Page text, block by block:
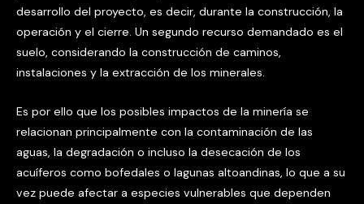
desarrollo del proyecto, es decir, durante la construcción, la
operación y el cierre. Un segundo recurso demandado es el
suelo, considerando la construcción de caminos,
instalaciones y la extracción de los minerales.
Es por ello que los posibles impactos de la minería se
relacionan principalmente con la contaminación de las
aguas, la degradación o incluso la desecación de los
acuíferos como bofedales o lagunas altoandinas, lo que a su
vez puede afectar a especies vulnerables que dependen